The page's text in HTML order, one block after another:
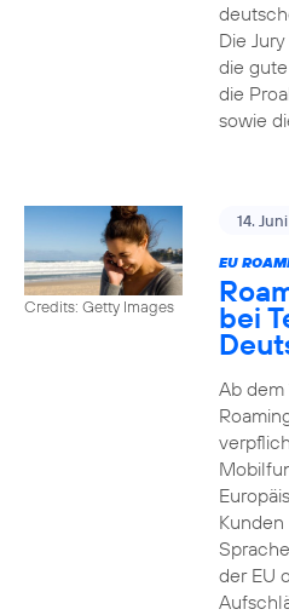
Die
die
die
sowie
Credits: Getty Images
14.
EU
bei
Ab dem
der EU